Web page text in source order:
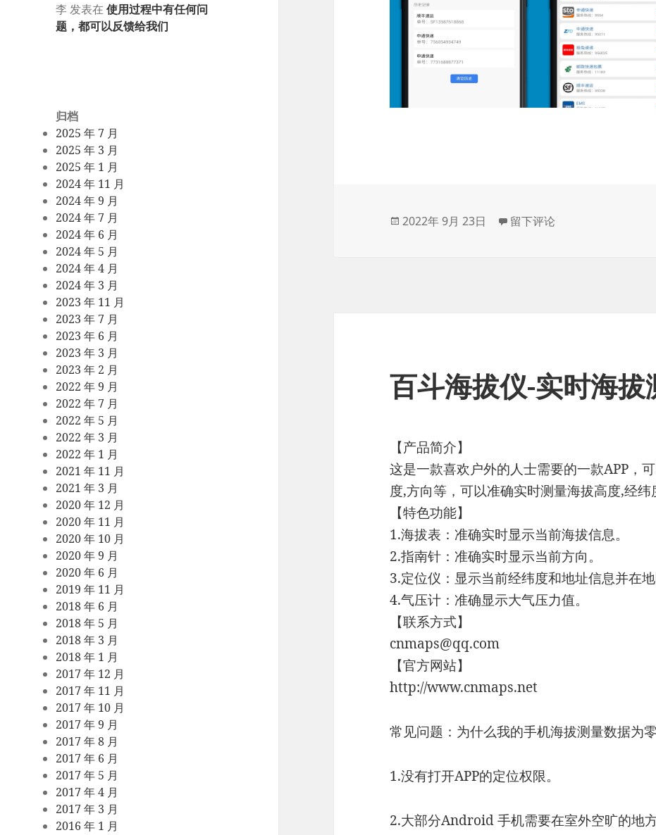
李 发表在使用过程中有任何问
题，都可以反馈给我们
归档
2025 年 7 月
2025 年 3 月
2025 年 1 月
2024 年 11 月
2024 年 9 月
2024 年 7 月
2024 年 6 月
2024 年 5 月
2024 年 4 月
2024 年 3 月
2023 年 11 月
2023 年 7 月
2023 年 6 月
2023 年 3 月
2023 年 2 月
2022 年 9 月
2022 年 7 月
2022 年 5 月
2022 年 3 月
2022 年 1 月
2021 年 11 月
2021 年 3 月
2020 年 12 月
2020 年 11 月
2020 年 10 月
2020 年 9 月
2020 年 6 月
2019 年 11 月
2018 年 6 月
2018 年 5 月
2018 年 3 月
2018 年 1 月
2017 年 12 月
2017 年 11 月
2017 年 10 月
2017 年 9 月
2017 年 8 月
2017 年 6 月
2017 年 5 月
2017 年 4 月
2017 年 3 月
2016 年 1 月
发
2022年 9月 23日 于百斗快递-物流状态跟踪系统
留下评论
百斗海拔仪-实时海拔
【产品简介】
这是一款喜欢户外的人士需要的一款APP，
度,方向等，可以准确实时测量海拔高度,经
【特色功能】
1.海拔表：准确实时显示当前海拔信息。
2.指南针：准确实时显示当前方向。
3.定位仪：显示当前经纬度和地址信息并在地
4.气压计：准确显示大气压力值。
【联系方式】
cnmaps@qq.com
【官方网站】
http://www.cnmaps.net
常见问题：为什么我的手机海拔测量数据为
1.没有打开APP的定位权限。
2.大部分Android 手机需要在室外空旷的地方